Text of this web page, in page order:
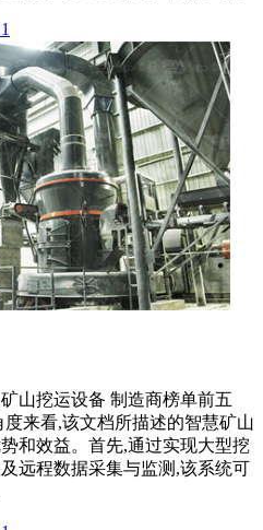
山挖运设备 制造商榜单前五
来看,该文档所描述的智慧矿山
和效益。首先,通过实现大型挖
远程数据采集与监测,该系统可